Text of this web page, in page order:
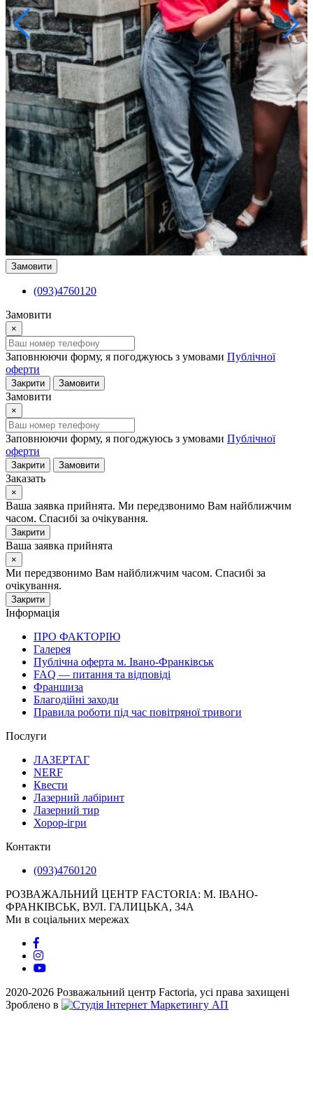
Замовити
(093)4760120
Замовити
×
Заповнюючи форму, я погоджуюсь з умовами Публічної
оферти
Закрити Замовити
Замовити
×
Заповнюючи форму, я погоджуюсь з умовами Публічної
оферти
Закрити Замовити
Заказать
×
Ваша заявка прийнята. Ми передзвонимо Вам найближчим
часом. Спасибі за очікування.
Закрити
Ваша заявка прийнята
×
Ми передзвонимо Вам найближчим часом. Спасибі за
очікування.
Закрити
Інформація
ПРО ФАКТОРІЮ
Галерея
Публічна оферта м. Івано-Франківськ
FAQ — питання та відповіді
Франшиза
Благодійні заходи
Правила роботи під час повітряної тривоги
Послуги
ЛАЗЕРТАГ
NERF
Квести
Лазерний лабіринт
Лазерний тир
Хорор-ігри
Контакти
(093)4760120
РОЗВАЖАЛЬНИЙ ЦЕНТР FACTORIA: М. ІВАНО-
ФРАНКІВСЬК, ВУЛ. ГАЛИЦЬКА, 34А
Ми в соціальних мережах
2020-2026 Розважальний центр Factoria, усі права захищені
Зроблено в